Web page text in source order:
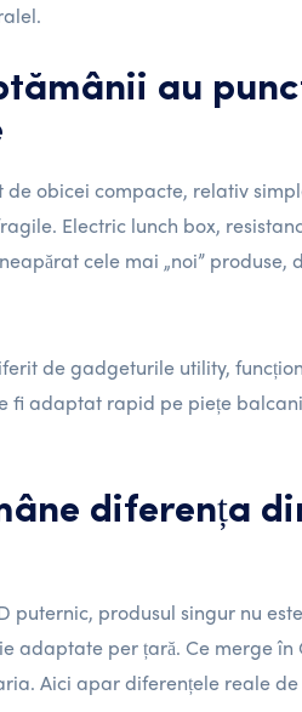
au
obicei compacte, relativ
Electric lunch box,
cele mai „noi”
de gadgeturile utility,
fi adaptat rapid pe piețe
diferența
puternic, produsul singur nu
adaptate per țară. Ce merge
Aici apar diferențele reale de